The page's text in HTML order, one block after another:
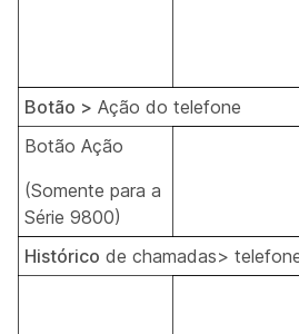
Botão > Ação do telefone
Botão Ação
(Somente para a
Série 9800)
Histórico de chamadas>